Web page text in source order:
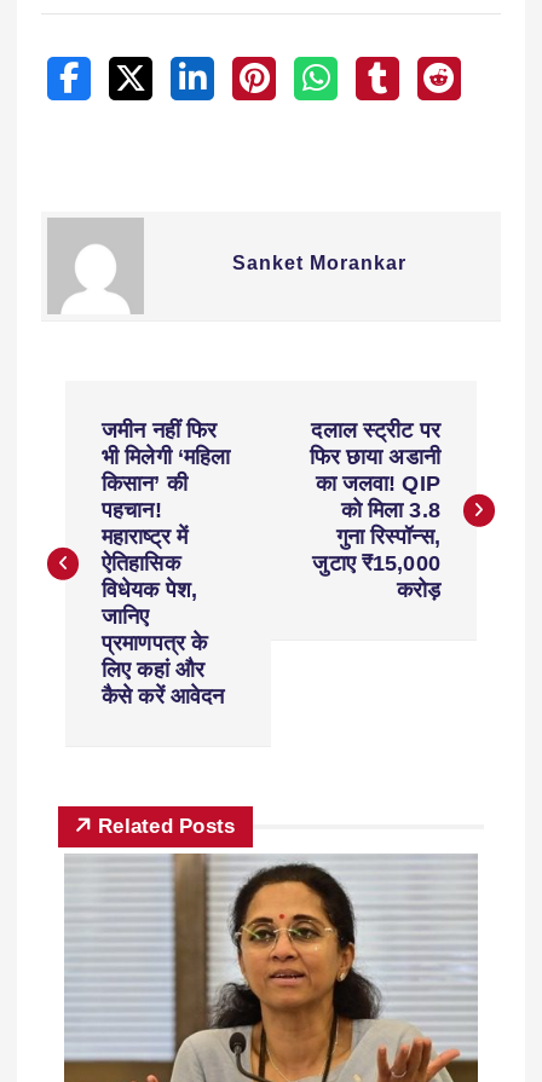
Sanket Morankar
जमीन नहीं फिर
भी मिलेगी ‘महिला
किसान’ की
पहचान!
महाराष्ट्र में
ऐतिहासिक
विधेयक पेश,
जानिए
प्रमाणपत्र के
लिए कहां और
कैसे करें आवेदन
दलाल स्ट्रीट पर
फिर छाया अडानी
का जलवा! QIP
को मिला 3.8
गुना रिस्पॉन्स,
जुटाए ₹15,000
करोड़
Related Posts